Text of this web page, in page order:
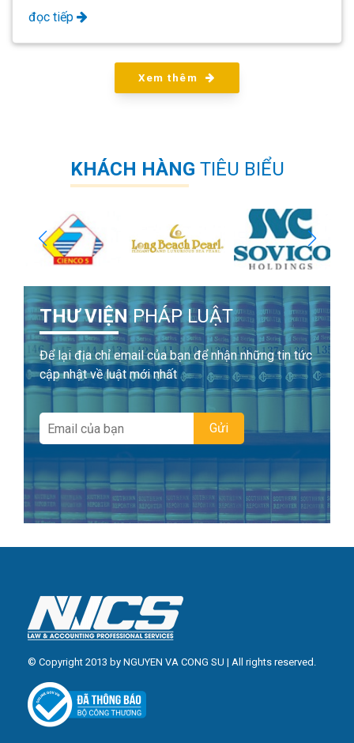
Dung, P. Tân Định, Quận 1, Chúng tôi mang đến giải pháp tối ưu
giúp doanh nghiệp của bạn tăng độ nhận diện, tạo ấn tượng
đọc tiếp
Xem thêm
KHÁCH HÀNG TIÊU BIỂU
THƯ VIỆNPHÁP LUẬT
Để lại địa chỉ email của bạn để nhận những tin tức
cập nhật về luật mới nhất
© Copyright 2013 by NGUYEN VA CONG SU | All rights reserved.